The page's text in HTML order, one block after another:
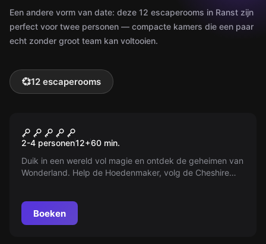
Een andere vorm van date: deze 12 escaperooms in Ranst zijn
perfect voor twee personen — compacte kamers die een paar
echt zonder groot team kan voltooien.
💞12 escaperooms
VR Alice in Wonderland
2-4 personen12+60 min.
Duik in een wereld vol magie en ontdek de geheimen van
Wonderland. Help de Hoedenmaker, volg de Cheshire
Boeken